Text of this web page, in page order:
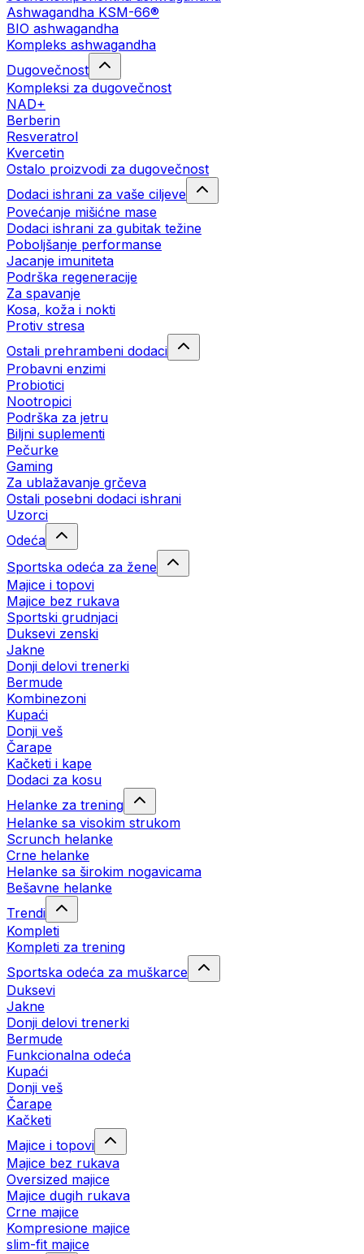
Ashwagandha KSM-66®
BIO ashwagandha
Kompleks ashwagandha
Dugovečnost
Kompleksi za dugovečnost
NAD+
Berberin
Resveratrol
Kvercetin
Ostalo proizvodi za dugovečnost
Dodaci ishrani za vaše ciljeve
Povećanje mišićne mase
Dodaci ishrani za gubitak težine
Poboljšanje performanse
Jacanje imuniteta
Podrška regeneracije
Za spavanje
Kosa, koža i nokti
Protiv stresa
Ostali prehrambeni dodaci
Probavni enzimi
Probiotici
Nootropici
Podrška za jetru
Biljni suplementi
Pečurke
Gaming
Za ublažavanje grčeva
Ostali posebni dodaci ishrani
Uzorci
Odeća
Sportska odeća za žene
Majice i topovi
Majice bez rukava
Sportski grudnjaci
Duksevi zenski
Jakne
Donji delovi trenerki
Bermude
Kombinezoni
Kupaći
Donji veš
Čarape
Kačketi i kape
Dodaci za kosu
Helanke za trening
Helanke sa visokim strukom
Scrunch helanke
Crne helanke
Helanke sa širokim nogavicama
Bešavne helanke
Trendi
Kompleti
Kompleti za trening
Sportska odeća za muškarce
Duksevi
Jakne
Donji delovi trenerki
Bermude
Funkcionalna odeća
Kupaći
Donji veš
Čarape
Kačketi
Majice i topovi
Majice bez rukava
Oversized majice
Majice dugih rukava
Crne majice
Kompresione majice
slim-fit majice